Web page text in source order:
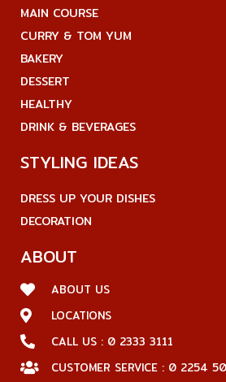
MAIN COURSE
CURRY & TOM YUM
BAKERY
DESSERT
HEALTHY
DRINK & BEVERAGES
STYLING IDEAS
DRESS UP YOUR DISHES
DECORATION
ABOUT
ABOUT US
LOCATIONS
CALL US : 0 2333 3111
CUSTOMER SERVICE : 0 2254